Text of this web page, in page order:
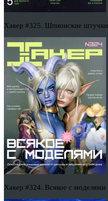
Хакер #325. Шпионские штучки
Хакер #324. Всякое с моделями